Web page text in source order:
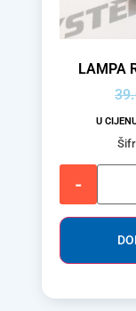
LAMPA
U
-